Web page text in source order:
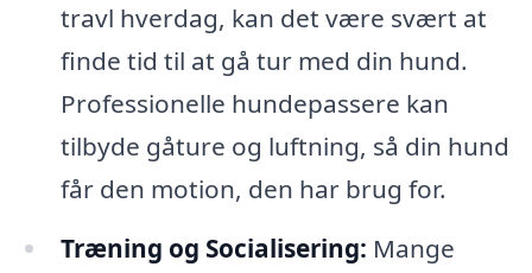
travl hverdag, kan det være svært at
finde tid til at gå tur med din hund.
Professionelle hundepassere kan
tilbyde gåture og luftning, så din hund
får den motion, den har brug for.
Træning og Socialisering: Mange